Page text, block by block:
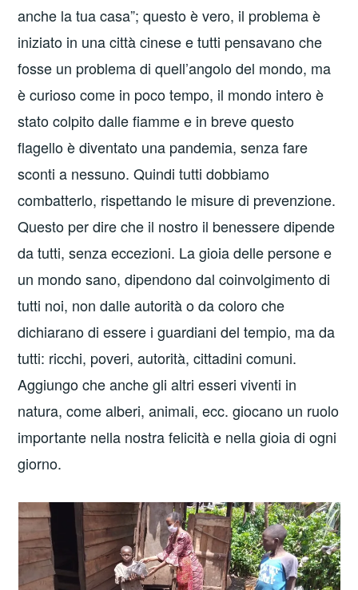
anche la tua casa”; questo è vero, il problema è
iniziato in una città cinese e tutti pensavano che
fosse un problema di quell’angolo del mondo, ma
è curioso come in poco tempo, il mondo intero è
stato colpito dalle fiamme e in breve questo
flagello è diventato una pandemia, senza fare
sconti a nessuno. Quindi tutti dobbiamo
combatterlo, rispettando le misure di prevenzione.
Questo per dire che il nostro il benessere dipende
da tutti, senza eccezioni. La gioia delle persone e
un mondo sano, dipendono dal coinvolgimento di
tutti noi, non dalle autorità o da coloro che
dichiarano di essere i guardiani del tempio, ma da
tutti: ricchi, poveri, autorità, cittadini comuni.
Aggiungo che anche gli altri esseri viventi in
natura, come alberi, animali, ecc. giocano un ruolo
importante nella nostra felicità e nella gioia di ogni
giorno.